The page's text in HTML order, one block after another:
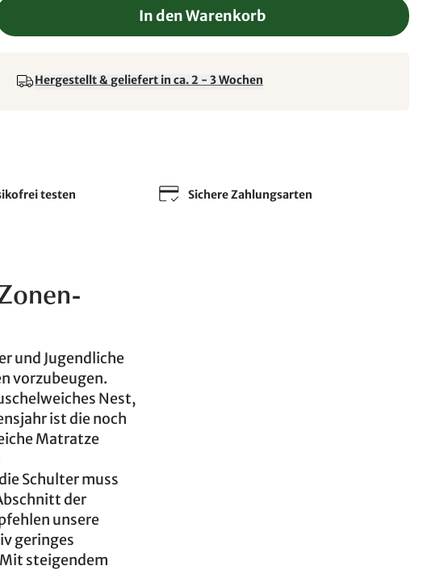
In den Warenkorb
Hergestellt & geliefert in ca. 2 - 3 Wochen
testen Sichere Zahlungsarten
und Jugendliche
vorzubeugen.
Nest,
ist die noch
Matratze
Schulter muss
der
unsere
geringes
steigendem